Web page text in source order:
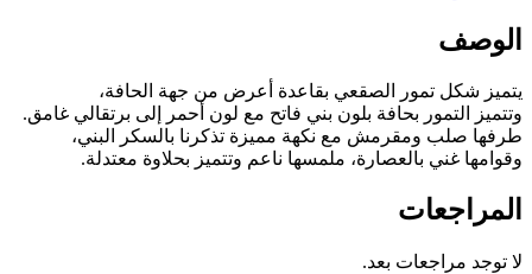
الوصف
يتميز شكل تمور الصقعي بقاعدة أعرض من جهة الحافة،
وتتميز التمور بحافة بلون بني فاتح مع لون أحمر إلى برتقالي غامق.
طرفها صلب ومقرمش مع نكهة مميزة تذكرنا بالسكر البني،
وقوامها غني بالعصارة، ملمسها ناعم وتتميز بحلاوة معتدلة.
المراجعات
لا توجد مراجعات بعد.